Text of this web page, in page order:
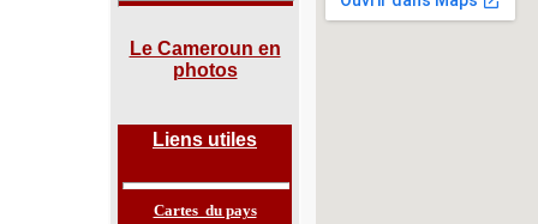
Le Cameroun en
photos
Liens utiles
Cartes du pays